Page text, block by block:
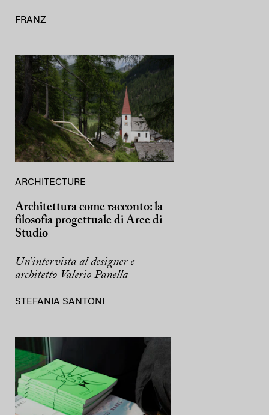
FRANZ
ARCHITECTURE
Architettura come racconto: la
filosofia progettuale di Aree di
Studio
Un’intervista al designer e
architetto Valerio Panella
STEFANIA SANTONI